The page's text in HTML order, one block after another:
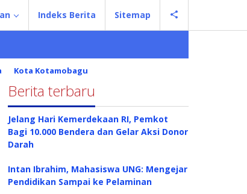
Indeks Berita Sitemap
Kota Kotamobagu
Berita terbaru
Jelang Hari Kemerdekaan RI, Pemkot
Bagi 10.000 Bendera dan Gelar Aksi Donor
Darah
Intan Ibrahim, Mahasiswa UNG: Mengejar
Pendidikan Sampai ke Pelaminan